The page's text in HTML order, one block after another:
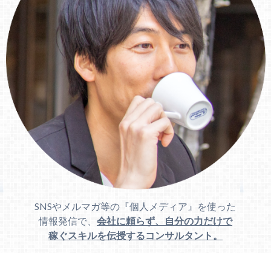
SNSやメルマガ等の『個人メディア』を使った
情報発信で、 会社に頼らず、自分の力だけで
稼ぐスキルを伝授するコンサルタント。